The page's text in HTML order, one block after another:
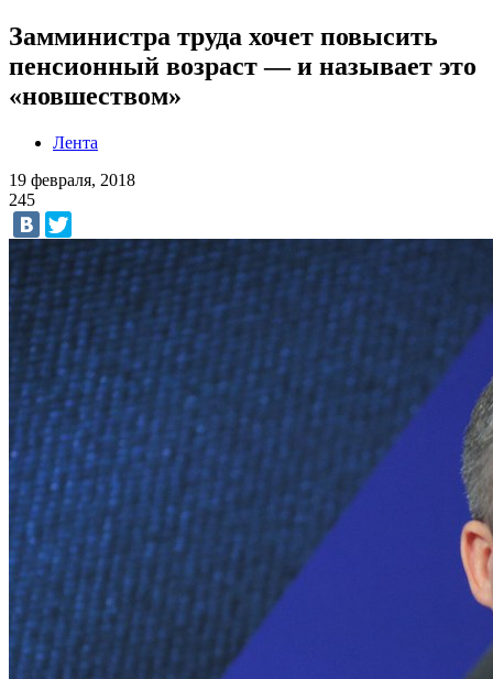
Замминистра труда хочет повысить
пенсионный возраст — и называет это
«новшеством»
Лента
19 февраля, 2018
245